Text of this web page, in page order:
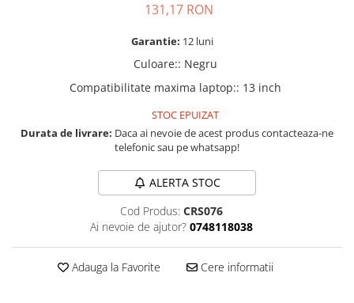
A1465 (11” 2012-2015)
A3113 (M3 13” 2024)
A3240 (M4 13” 2025)
MacBook Pro
131,17 RON
Garantie: 12 luni
Culoare:: Negru
Compatibilitate maxima laptop:: 13 inch
STOC EPUIZAT
Durata de livrare: Daca ai nevoie de acest produs contacteaza-ne
telefonic sau pe whatsapp!
ALERTA STOC
Cod Produs: CRS076
Ai nevoie de ajutor? 0748118038
Adauga la Favorite Cere informatii